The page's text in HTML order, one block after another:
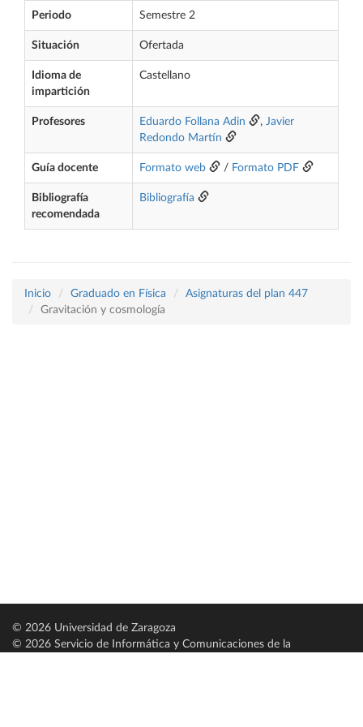
Periodo Semestre 2
Situación Ofertada
Idioma de
impartición
Castellano
Profesores Eduardo Follana Adin , Javier
Redondo Martín
Guía docente Formato web / Formato PDF
Bibliografía
recomendada
Bibliografía
Inicio Graduado en Física
Asignaturas del plan 447
Gravitación y cosmología
© 2026 Universidad de Zaragoza
© 2026 Servicio de Informática y Comunicaciones de la